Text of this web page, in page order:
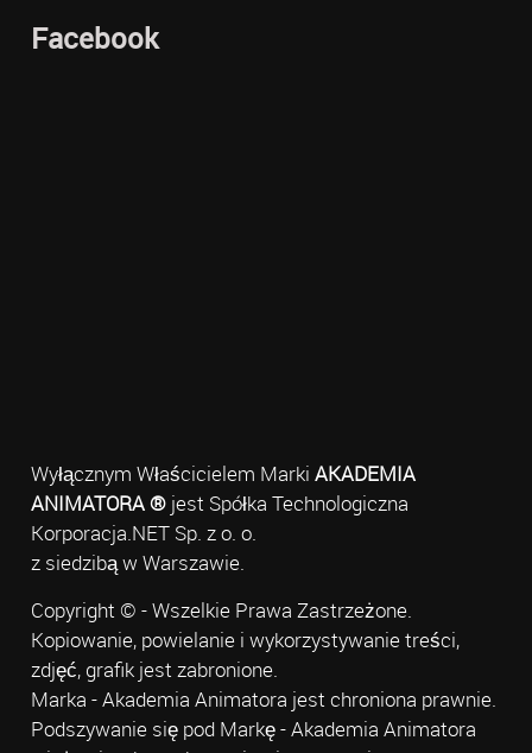
Facebook
Wyłącznym Właścicielem Marki AKADEMIA
ANIMATORA ®jest Spółka Technologiczna
Korporacja.NET Sp. z o. o.
z siedzibą w Warszawie.
Copyright © - Wszelkie Prawa Zastrzeżone.
Kopiowanie, powielanie i wykorzystywanie treści,
zdjęć, grafik jest zabronione.
Marka - Akademia Animatora jest chroniona prawnie.
Podszywanie się pod Markę - Akademia Animatora